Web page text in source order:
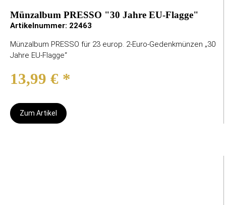
Münzalbum PRESSO "30 Jahre EU-Flagge"
Artikelnummer: 22463
Münzalbum PRESSO für 23 europ. 2-Euro-Gedenkmünzen „30
Jahre EU-Flagge“
13,99 € *
Zum Artikel